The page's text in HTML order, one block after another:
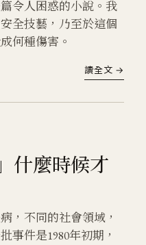
令人困惑的小說。我
全技藝，乃至於這個
何種傷害。
讀全文 →
什麼時候才
，不同的社會領域，
事件是1980年初期，